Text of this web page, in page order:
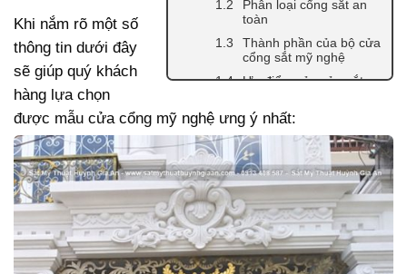
Phân loại cổng sắt an
toàn
Thành phần của bộ cửa
cổng sắt mỹ nghệ
Ưu điểm của cửa sắt
TOP mẫu cửa cổng sắt mỹ
thuật sang trọng, đẳng
cấp, thời thượng
Mẫu cổng sắt mỹ thuật
biệt thự đẹp hoa lệ,
sang trọng
Mẫu cổng mỹ nghệ sắt
nhà phố đơn giản, cao
cấp
Khi nắm rõ một số
thông tin dưới đây
sẽ giúp quý khách
hàng lựa chọn
được mẫu cửa cổng mỹ nghệ ưng ý nhất: